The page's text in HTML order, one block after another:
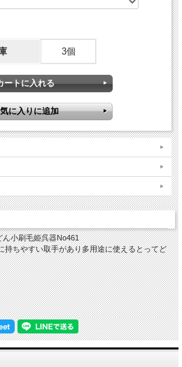
み物と共に器・取手も熱くなりますので火傷な
注意ください。
目」を施します。
やきものにおいて古くからある技法で、古萩と
っております。
、木灰釉を掛けて還元焼成で本焼きをし窯出し
って偶然出るものですので、はっきりある場
いのこともあります。 大道土のことを「姫
、当店では「刷毛姫」と命名しております。
、このページの下に各箱のお買い物カゴにて
いたします。
装紙での包装・ギフト対応(のし紙掛け・メ
工芸品萩焼としての規約を遵守し、国産の天然
おります。寸法・重量・色合い・風合いが一つ
ずご了承くださいませ。
ように複数の照明や白の背景板を使って撮影し
る際は風合いを損ねない程度の修正・補正・加
3個
小刷毛姫呉器No461
持ちやすい取手があり多用途に使えるとってど